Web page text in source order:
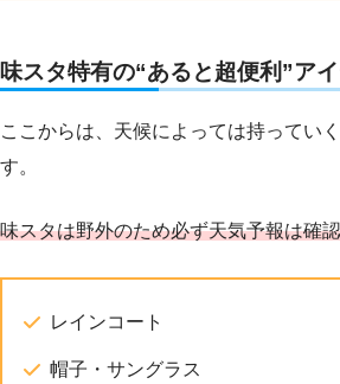
味スタ特有の“あると超便利”ア
ここからは、天候によっては持ってい
す。
味スタは野外のため必ず天気予報は確
レインコート
帽子・サングラス